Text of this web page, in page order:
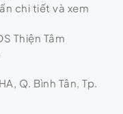
chi tiết và xem
Thiện Tâm
Q. Bình Tân, Tp.